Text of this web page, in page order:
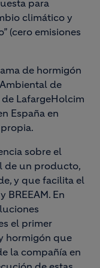
para
climático y
(cero emisiones
de hormigón
de
LafargeHolcim
España en
sobre el
de un producto,
y que facilita el
BREEAM. En
el primer
hormigón que
la compañía en